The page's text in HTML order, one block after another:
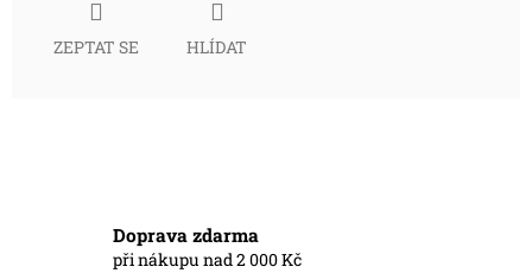
ZEPTAT SE HLÍDAT
Doprava zdarma
při nákupu nad 2 000 Kč